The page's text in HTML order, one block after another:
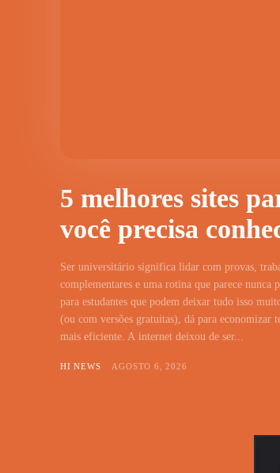
5 melhores sites
você precisa
Ser universitário significa lidar com provas,
complementares e uma rotina que parece nunca
para estudantes que podem deixar tudo isso
(ou com versões gratuitas), dá para economizar
mais eficiente. A internet deixou de ser...
HI NEWS AGOSTO 6, 2026